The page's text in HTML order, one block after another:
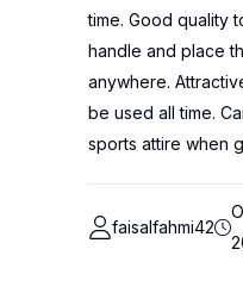
time. Good quality
handle and place
anywhere.
be used all time.
sports attire when
faisalfahmi42